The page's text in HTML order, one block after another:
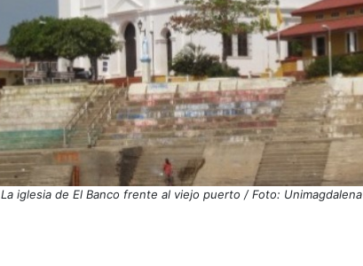
La iglesia de El Banco frente al viejo puerto / Foto: Unimagdalena